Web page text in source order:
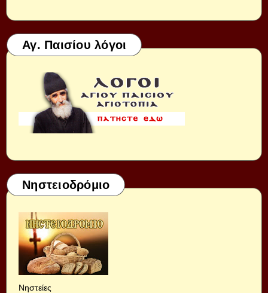
Αγ. Παισίου λόγοι
Νηστειοδρόμιο
Νηστείες